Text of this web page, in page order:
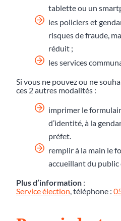
tablette ou un
les policiers et
risques de fraude,
réduit ;
les services
Si vous ne pouvez ou ne
ces 2 autres modalités :
imprimer le
d’identité, à la
préfet.
remplir à la main le
accueillant du
Plus d’information :
Service élection, téléphone :